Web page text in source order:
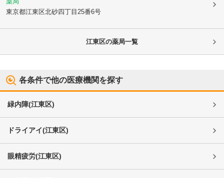
東京都江東区北砂四丁目25番6号
江東区の薬局一覧
各条件で他の医療機関を探す
緑内障(江東区)
ドライアイ(江東区)
眼精疲労(江東区)